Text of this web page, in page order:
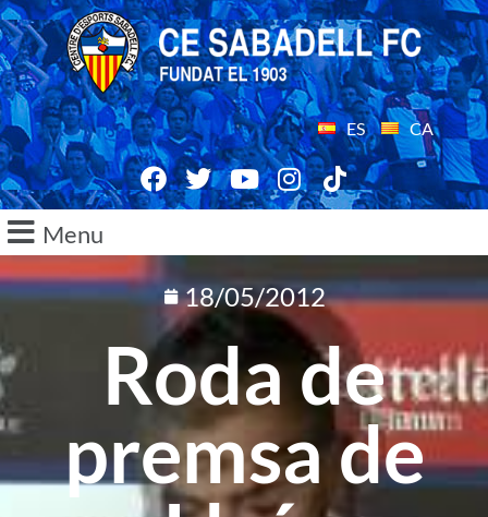
ES CA
Menu
18/05/2012
Roda de
premsa de